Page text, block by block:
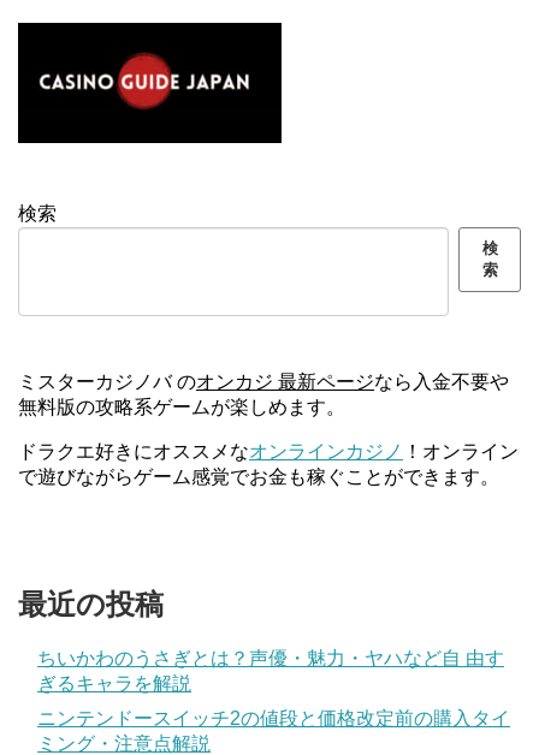
検索
検
索
ミスターカジノバ のオンカジ 最新ページなら入金不要や
無料版の攻略系ゲームが楽しめます。
ドラクエ好きにオススメなオンラインカジノ ！オンライン
で遊びながらゲーム感覚でお金も稼ぐことができます。
最近の投稿
ちいかわのうさぎとは？声優・魅力・ヤハなど自 由す
ぎるキャラを解説
ニンテンドースイッチ2の値段と価格改定前の購入タイ
ミング・注意点解説